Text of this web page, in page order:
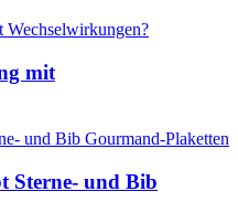
mit
Sterne- und Bib